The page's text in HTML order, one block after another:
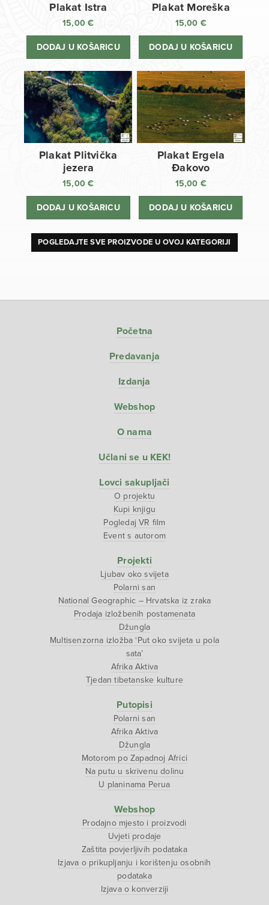
Plakat Istra
15,00€
DODAJ U KOŠARICU
Plakat Moreška
15,00 €
DODAJ U KOŠARICU
Plakat Plitvička
jezera
15,00€
DODAJ U KOŠARICU
Plakat Ergela
Đakovo
15,00 €
DODAJ U KOŠARICU
POGLEDAJTE SVE PROIZVODE U OVOJ KATEGORIJI
Početna
Predavanja
Izdanja
Webshop
O nama
Učlani se u KEK!
Lovci sakupljači
O projektu
Kupi knjigu
Pogledaj VR film
Event s autorom
Projekti
Ljubav oko svijeta
Polarni san
National Geographic – Hrvatska iz zraka
Prodaja izložbenih postamenata
Džungla
Multisenzorna izložba ‘Put oko svijeta u pola
sata’
Afrika Aktiva
Tjedan tibetanske kulture
Putopisi
Polarni san
Afrika Aktiva
Džungla
Motorom po Zapadnoj Africi
Na putu u skrivenu dolinu
U planinama Perua
Webshop
Prodajno mjesto i proizvodi
Uvjeti prodaje
Zaštita povjerljivih podataka
Izjava o prikupljanju i korištenju osobnih
podataka
Izjava o konverziji